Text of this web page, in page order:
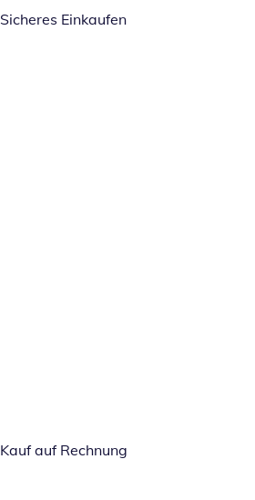
Sicheres Einkaufen
Kauf auf Rechnung